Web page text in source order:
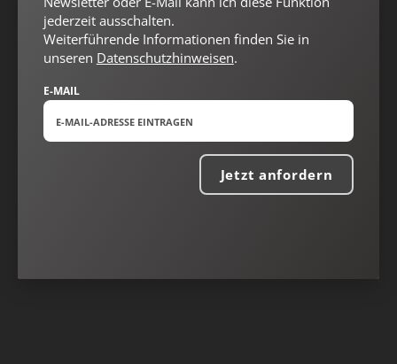
jederzeit ausschalten.
Weiterführende Informationen finden Sie in
unseren Datenschutzhinweisen.
E-MAIL
Jetzt anfordern